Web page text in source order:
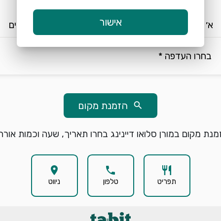
keyboard_arrow_down
א׳ 9/8
keyboard_arrow_down
18:00
בחרו העדפה *
search הזמנת מקום
מקום במורן סלואו דיינינג בחרו תאריך, שעה וכמות
restaurant
תפריט
phone
טלפון
location_on
ניווט
אישור